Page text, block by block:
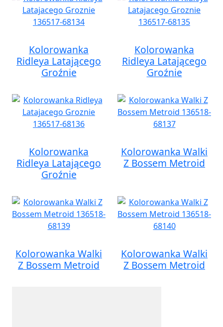
Kolorowanka
Ridleya Latającego
Groźnie
Kolorowanka
Ridleya Latającego
Groźnie
Kolorowanka
Ridleya Latającego
Groźnie
Kolorowanka Walki
Z Bossem Metroid
Kolorowanka Walki
Z Bossem Metroid
Kolorowanka Walki
Z Bossem Metroid